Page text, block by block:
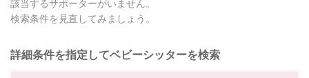
検索条件を見直してみましょう。
詳細条件を指定してベビーシッターを検索